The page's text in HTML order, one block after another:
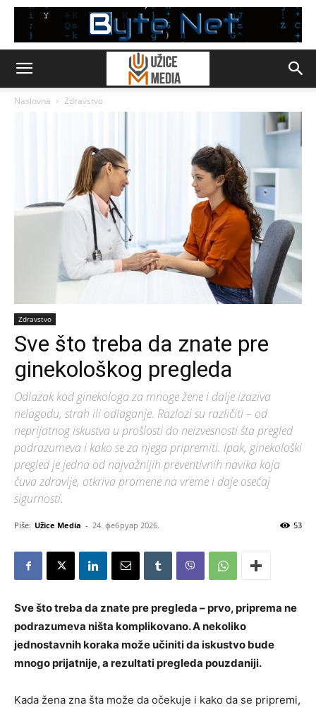
Naslovna Zdravstvo
Zdravstvo
Sve što treba da znate pre
ginekološkog pregleda
Odlazak kod ginekologa za mnoge žene i dalje izaziva
nelagodu, strah ili odlaganje. Razlozi su različiti – od
neprijatnog iskustva u prošlosti do neizvesnosti šta pregled
podrazumeva i kako se za njega pripremiti. Ipak, ginekološki
pregled je jedna od najvažnijih preventivnih navika koja
čuva zdravlje, otkriva promene na vreme i daje osećaj
sigurnosti.
Piše: Užice Media - 24. фебруар 2026. 53
Sve što treba da znate pre pregleda – prvo, priprema ne
podrazumeva ništa komplikovano. A nekoliko
jednostavnih koraka može učiniti da iskustvo bude
mnogo prijatnije, a rezultati pregleda pouzdaniji.
Kada žena zna šta može da očekuje i kako da se pripremi,